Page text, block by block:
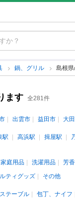
鍋、グリル 島根
ます 全281件
出雲市 益田市 大
駅 高浜駅 揖屋駅
家庭用品 洗濯用品 芳
ティグッズ その他
テーブル 包丁、ナイフ